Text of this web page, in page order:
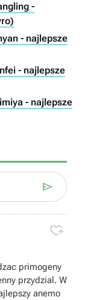
-
- najlepsze
- najlepsze
- najlepsze


primogeny
przydzial. W
anemo